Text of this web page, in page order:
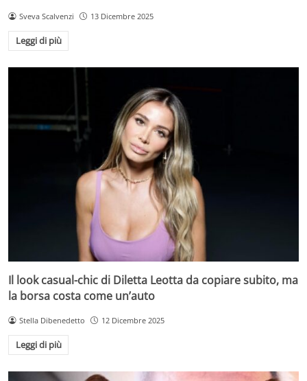
Sveva Scalvenzi 13 Dicembre 2025
Leggi di più
Il look casual-chic di Diletta Leotta da copiare subito, ma
la borsa costa come un’auto
Stella Dibenedetto 12 Dicembre 2025
Leggi di più